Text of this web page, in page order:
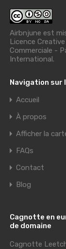
Airbnjune est
Licence
Commerciale -
International.
Navigation sur
Accueil
À propos
Afficher la
FAQs
Contact
Blog
Cagnotte en
de domaine
Cagnotte